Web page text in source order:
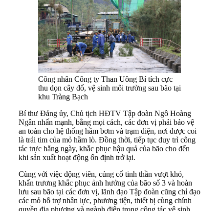
Công nhân Công ty Than Uông Bí tích cực
thu dọn cây đổ, vệ sinh môi trường sau bão tại
khu Tràng Bạch
Bí thư Đảng ủy, Chủ tịch HĐTV Tập đoàn Ngô Hoàng
Ngân nhấn mạnh, bằng mọi cách, các đơn vị phải bảo vệ
an toàn cho hệ thống hầm bơm và trạm điện, nơi được coi
là trái tim của mỏ hầm lò. Đồng thời, tiếp tục duy trì công
tác trực hằng ngày, khắc phục hậu quả của bão cho đến
khi sản xuất hoạt động ổn định trở lại.
Cùng với việc động viên, củng cố tinh thần vượt khó,
khẩn trương khắc phục ảnh hưởng của bão số 3 và hoàn
lưu sau bão tại các đơn vị, lãnh đạo Tập đoàn cũng chỉ đạo
các mỏ hỗ trợ nhân lực, phương tiện, thiết bị cùng chính
quyền địa phương và ngành điện trong công tác vệ sinh